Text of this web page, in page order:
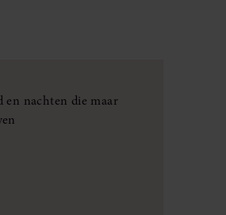
en nachten die maar